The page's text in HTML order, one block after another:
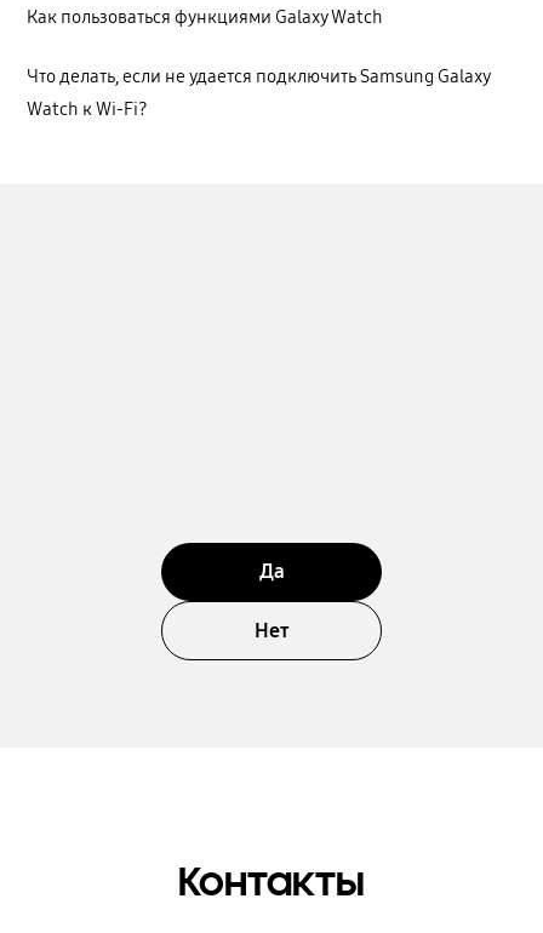
Как пользоваться функциями Galaxy Watch
Что делать, если не удается подключить Samsung Galaxy
Watch к Wi-Fi?
Да
Нет
Контакты